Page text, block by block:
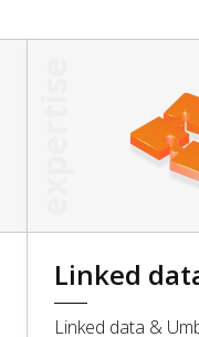
Linked
Linked data &